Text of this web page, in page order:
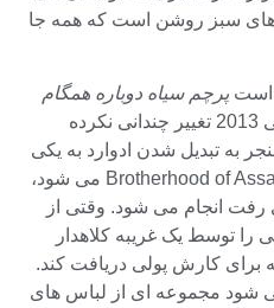
سبز روشن است که همه جا
است پرچم سیاه دوباره همگام
از نسخه اصلی 2013 تغییر چندانی نکرده
به تبدیل شدن ادوارد به یکی
از اعضای برجسته گروه Brotherhood of Assassins می شود،
رفت انجام می شود. وقتی از
را توسط یک غریبه کلاهدار
برای کارش پولی دریافت کند.
شود مجموعه ای از لباس های